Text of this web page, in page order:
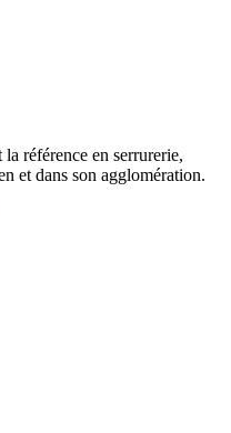
référence en serrurerie,
et dans son agglomération.